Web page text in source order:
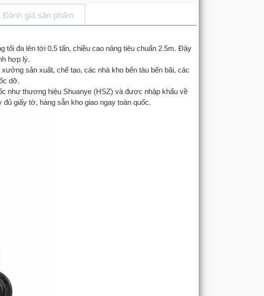
Đánh giá sản phẩm
tối đa lên tới 0.5 tấn, chiều cao nâng tiêu chuẩn 2.5m. Đây
hợp lý.
sản xuất, chế tạo, các nhà kho bến tàu bến bãi, các
dỡ.
như thương hiệu Shuanye (HSZ) và được nhập khẩu về
giấy tờ, hàng sẵn kho giao ngay toàn quốc.